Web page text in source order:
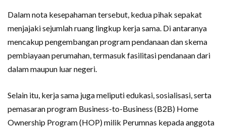
Dalam nota kesepahaman tersebut, kedua pihak sepakat
menjajaki sejumlah ruang lingkup kerja sama. Di antaranya
mencakup pengembangan program pendanaan dan skema
pembiayaan perumahan, termasuk fasilitasi pendanaan dari
dalam maupun luar negeri.
Selain itu, kerja sama juga meliputi edukasi, sosialisasi, serta
pemasaran program Business-to-Business (B2B) Home
Ownership Program (HOP) milik Perumnas kepada anggota